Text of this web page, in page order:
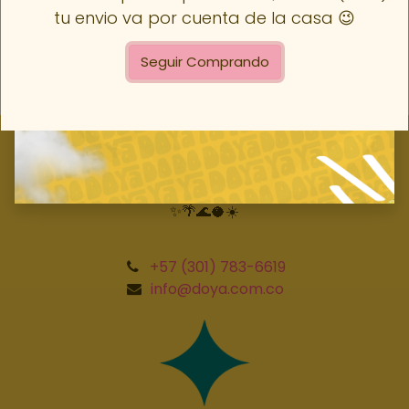
casa. 😉
Seguir Comprando
tu envio va por cuenta de la casa 😉
Seguir Comprando​
✨🌴🌊🥥☀️
+57 (301) 783-6619
info@doya.com.co